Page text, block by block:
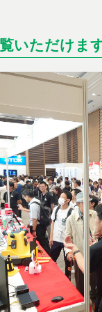
いただけま